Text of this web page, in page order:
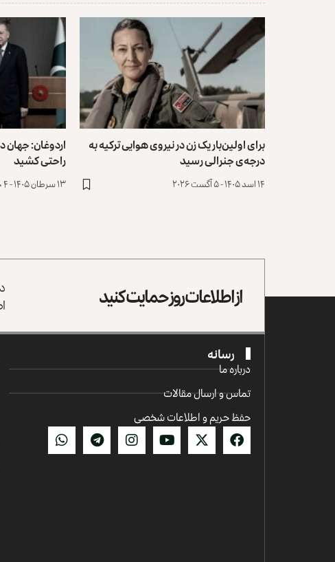
برای اولین‌بار یک زن در نیروی هوایی ترکیه به
درجه‌ی جنرالی رسید
۱۴ اسد ۱۴۰۵ - ۵ آگست ۲۰۲۶
اردوغان: جهان
راحتی کشید
۱۳ سرطان ۱۴۰۵ - ۴ جولای ۲۰۲۶
از اطلاعات روز حمایت کنید
رسانه
درباره ما
تماس و ارسال مقالات
حفظ حریم و اطلاعات شخصی